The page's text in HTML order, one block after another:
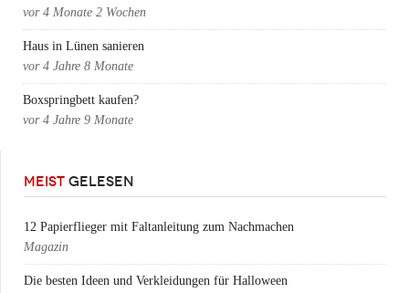
vor 4 Monate 2 Wochen
Haus in Lünen sanieren
vor 4 Jahre 8 Monate
Boxspringbett kaufen?
vor 4 Jahre 9 Monate
MEIST GELESEN
12 Papierflieger mit Faltanleitung zum Nachmachen
Magazin
Die besten Ideen und Verkleidungen für Halloween